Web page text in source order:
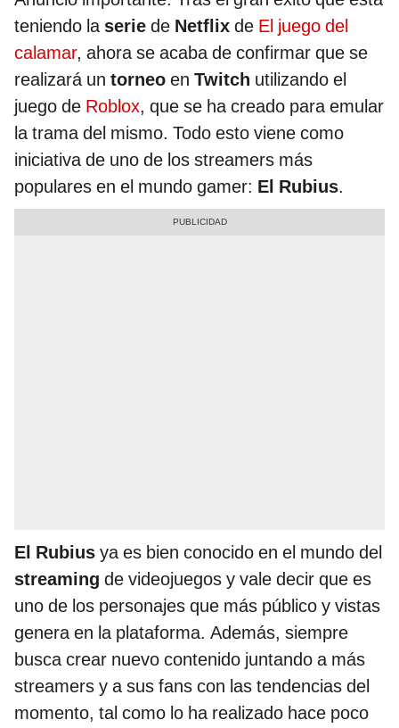
teniendo la serie de Netflix de El juego del
calamar, ahora se acaba de confirmar que se
realizará un torneo en Twitch utilizando el
juego de Roblox, que se ha creado para emular
la trama del mismo. Todo esto viene como
iniciativa de uno de los streamers más
populares en el mundo gamer: El Rubius.
El Rubius ya es bien conocido en el mundo del
streaming de videojuegos y vale decir que es
uno de los personajes que más público y vistas
genera en la plataforma. Además, siempre
busca crear nuevo contenido juntando a más
streamers y a sus fans con las tendencias del
momento, tal como lo ha realizado hace poco